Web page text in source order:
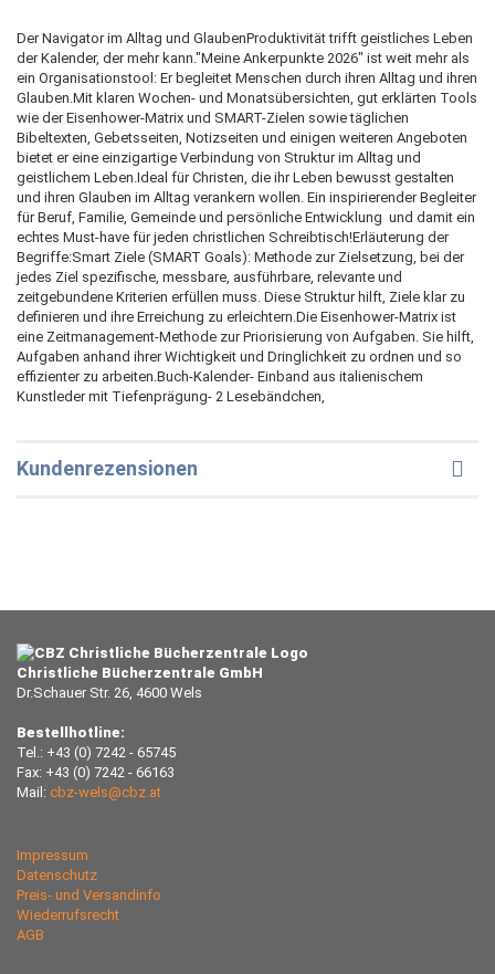
Der Navigator im Alltag und GlaubenProduktivität trifft geistliches Leben 
der Kalender, der mehr kann."Meine Ankerpunkte 2026" ist weit mehr als
ein Organisationstool: Er begleitet Menschen durch ihren Alltag und ihren
Glauben.Mit klaren Wochen- und Monatsübersichten, gut erklärten Tools
wie der Eisenhower-Matrix und SMART-Zielen sowie täglichen
Bibeltexten, Gebetsseiten, Notizseiten und einigen weiteren Angeboten
bietet er eine einzigartige Verbindung von Struktur im Alltag und
geistlichem Leben.Ideal für Christen, die ihr Leben bewusst gestalten
und ihren Glauben im Alltag verankern wollen. Ein inspirierender Begleiter
für Beruf, Familie, Gemeinde und persönliche Entwicklung  und damit ein
echtes Must-have für jeden christlichen Schreibtisch!Erläuterung der
Begriffe:Smart Ziele (SMART Goals): Methode zur Zielsetzung, bei der
jedes Ziel spezifische, messbare, ausführbare, relevante und
zeitgebundene Kriterien erfüllen muss. Diese Struktur hilft, Ziele klar zu
definieren und ihre Erreichung zu erleichtern.Die Eisenhower-Matrix ist
eine Zeitmanagement-Methode zur Priorisierung von Aufgaben. Sie hilft,
Aufgaben anhand ihrer Wichtigkeit und Dringlichkeit zu ordnen und so
effizienter zu arbeiten.Buch-Kalender- Einband aus italienischem
Kunstleder mit Tiefenprägung- 2 Lesebändchen,
Kundenrezensionen
Christliche Bücherzentrale GmbH
Dr.Schauer Str. 26, 4600 Wels
Bestellhotline:
Tel.: +43 (0) 7242 - 65745
Fax: +43 (0) 7242 - 66163
Mail: cbz-wels@cbz.at
Impressum
Datenschutz
Preis- und Versandinfo
Wiederrufsrecht
AGB